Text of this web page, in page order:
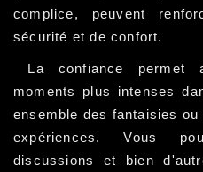
complice, peuvent
sécurité et de confort.
La confiance permet
moments plus intenses
ensemble des fantaisies
expériences. Vous
discussions et bien